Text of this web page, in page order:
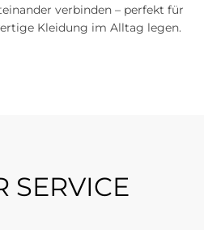
verbinden – perfekt für
Kleidung im Alltag legen.
SERVICE